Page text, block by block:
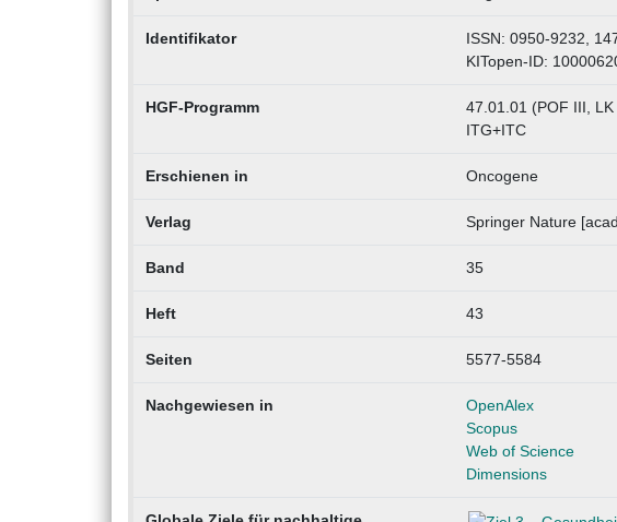
Identifikator
ISSN: 0950-9232,
KITopen-ID:
HGF-Programm
47.01.01 (POF III,
ITG+ITC
Erschienen in Oncogene
Verlag Springer Nature
Band 35
Heft 43
Seiten 5577-5584
Nachgewiesen in
OpenAlex
Scopus
Web of Science
Dimensions